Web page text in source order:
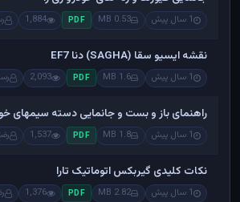
1 سال پیش 0.53 MB
PDF
1,884
نقشه ایسیو سقا (SAGHA) دنا EF7
1 سال پیش 1.6 MB
PDF
2,093
راهنمای باز و بست و جانمایی دسته سیمهای
1 سال پیش 1.8 MB
PDF
1,537 رضا
نکات کلیدی گیربکس اتوماتیک تارا
1 سال پیش 2.82 MB
PDF
1,376